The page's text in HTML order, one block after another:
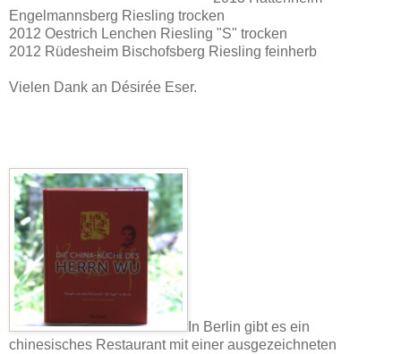
Engelmannsberg Riesling trocken
2012 Oestrich Lenchen Riesling "S" trocken
2012 Rüdesheim Bischofsberg Riesling feinherb
Vielen Dank an Désirée Eser.
In Berlin gibt es ein
chinesisches Restaurant mit einer ausgezeichneten